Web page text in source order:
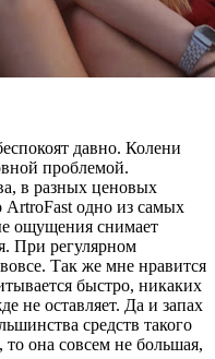
давно. Колени
проблемой.
в разных ценовых
ArtroFast одно из самых
ощущения снимает
При регулярном
Так же мне нравится
быстро, никаких
не оставляет. Да и запах
средств такого
то она совсем не большая,